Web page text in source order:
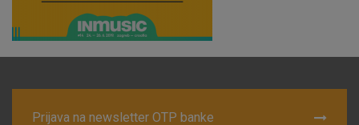
Prijava na newsletter OTP banke
Nužni (tehnički) kolačići - uvijek aktivni
možete postaviti da blokira te kolačiće ili pošalje upozorenje